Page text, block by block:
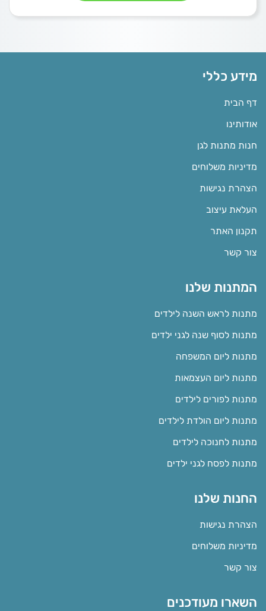
מידע כללי
דף הבית
אודותינו
חנות מתנות לגן
מדיניות משלוחים
הצהרת נגישות
העלאת עיצוב
תקנון האתר
צור קשר
המתנות שלנו
מתנות לראש השנה לילדים
מתנות לסוף שנה לגני ילדים
מתנות ליום המשפחה
מתנות ליום העצמאות
מתנות לפורים לילדים
מתנות ליום הולדת לילדים
מתנות לחנוכה לילדים
מתנות לפסח לגני ילדים
החנות שלנו
הצהרת נגישות
מדיניות משלוחים
צור קשר
השארו מעודכנים